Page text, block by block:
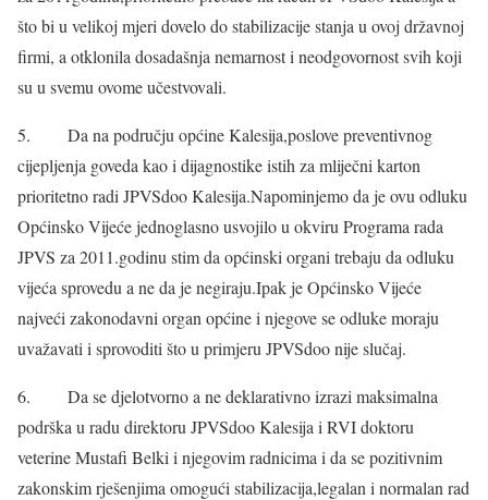
što bi u velikoj mjeri dovelo do stabilizacije stanja u ovoj državnoj
firmi, a otklonila dosadašnja nemarnost i neodgovornost svih koji
su u svemu ovome učestvovali.
5. Da na području općine Kalesija,poslove preventivnog
cijepljenja goveda kao i dijagnostike istih za mliječni karton
prioritetno radi JPVSdoo Kalesija.Napominjemo da je ovu odluku
Općinsko Vijeće jednoglasno usvojilo u okviru Programa rada
JPVS za 2011.godinu stim da općinski organi trebaju da odluku
vijeća sprovedu a ne da je negiraju.Ipak je Općinsko Vijeće
najveći zakonodavni organ općine i njegove se odluke moraju
uvažavati i sprovoditi što u primjeru JPVSdoo nije slučaj.
6. Da se djelotvorno a ne deklarativno izrazi maksimalna
podrška u radu direktoru JPVSdoo Kalesija i RVI doktoru
veterine Mustafi Belki i njegovim radnicima i da se pozitivnim
zakonskim rješenjima omogući stabilizacija,legalan i normalan rad